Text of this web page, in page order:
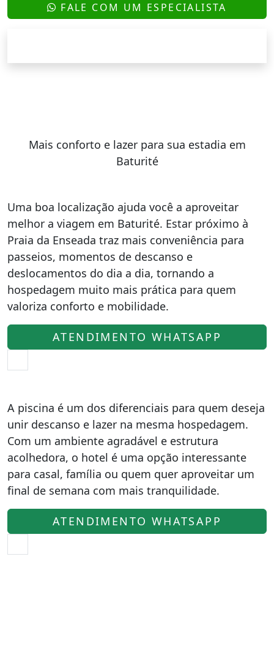
FALE COM UM ESPECIALISTA
Mais conforto e lazer para sua estadia em
Baturité
Uma boa localização ajuda você a aproveitar
melhor a viagem em Baturité. Estar próximo à
Praia da Enseada traz mais conveniência para
passeios, momentos de descanso e
deslocamentos do dia a dia, tornando a
hospedagem muito mais prática para quem
valoriza conforto e mobilidade.
ATENDIMENTO WHATSAPP
A piscina é um dos diferenciais para quem deseja
unir descanso e lazer na mesma hospedagem.
Com um ambiente agradável e estrutura
acolhedora, o hotel é uma opção interessante
para casal, família ou quem quer aproveitar um
final de semana com mais tranquilidade.
ATENDIMENTO WHATSAPP